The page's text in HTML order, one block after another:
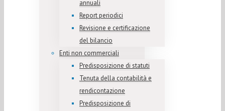
annuali
Report periodici
Revisione e certificazione
del bilancio
Enti non commerciali
Predisposizione di statuti
Tenuta della contabilità e
rendicontazione
Predisposizione di